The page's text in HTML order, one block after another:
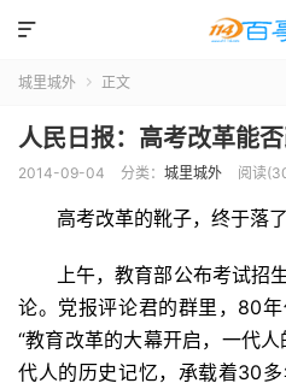

城里城外  正文
人民日报：高考改革能
2014-09-04 分类： 城里城外 阅读
高考改革的靴子，终于落了
上午，教育部公布考试招
论。党报评论君的群里，80年
“教育改革的大幕开启，一代
代人的历史记忆，承载着30多